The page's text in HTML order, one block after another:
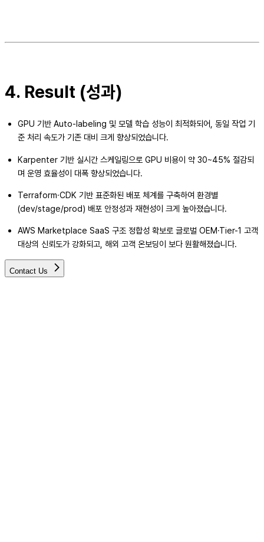
4. Result (성과)
GPU 기반 Auto-labeling 및 모델 학습 성능이 최적화되어, 동일 작업 기
준 처리 속도가 기존 대비 크게 향상되었습니다.
Karpenter 기반 실시간 스케일링으로 GPU 비용이 약 30~45% 절감되
며 운영 효율성이 대폭 향상되었습니다.
Terraform·CDK 기반 표준화된 배포 체계를 구축하여 환경별
(dev/stage/prod) 배포 안정성과 재현성이 크게 높아졌습니다.
AWS Marketplace SaaS 구조 정합성 확보로 글로벌 OEM·Tier-1 고객
대상의 신뢰도가 강화되고, 해외 고객 온보딩이 보다 원활해졌습니다.
Contact Us